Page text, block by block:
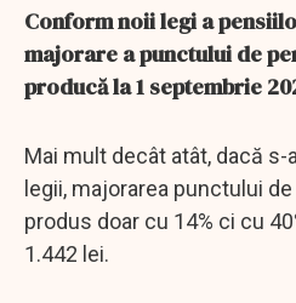
Conform noii legi a
majorare a punctului de
producă la 1 septembrie
Mai mult decât atât, dacă
legii, majorarea punctului
produs doar cu 14% ci cu
1.442 lei.